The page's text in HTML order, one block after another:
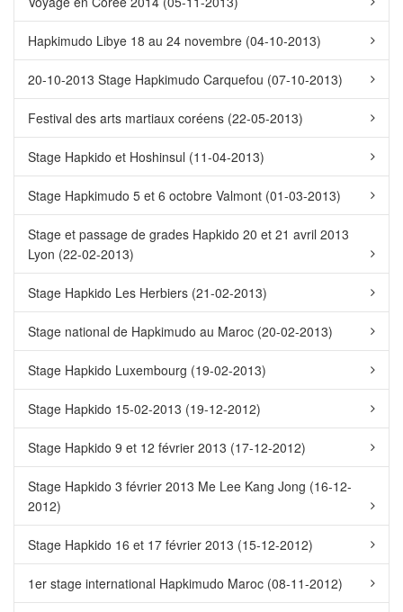
Hapkimudo Libye 18 au 24 novembre (04-10-2013)
20-10-2013 Stage Hapkimudo Carquefou (07-10-2013)
Festival des arts martiaux coréens (22-05-2013)
Stage Hapkido et Hoshinsul (11-04-2013)
Stage Hapkimudo 5 et 6 octobre Valmont (01-03-2013)
Stage et passage de grades Hapkido 20 et 21 avril 2013
Lyon (22-02-2013)
Stage Hapkido Les Herbiers (21-02-2013)
Stage national de Hapkimudo au Maroc (20-02-2013)
Stage Hapkido Luxembourg (19-02-2013)
Stage Hapkido 15-02-2013 (19-12-2012)
Stage Hapkido 9 et 12 février 2013 (17-12-2012)
Stage Hapkido 3 février 2013 Me Lee Kang Jong (16-12-
2012)
Stage Hapkido 16 et 17 février 2013 (15-12-2012)
1er stage international Hapkimudo Maroc (08-11-2012)